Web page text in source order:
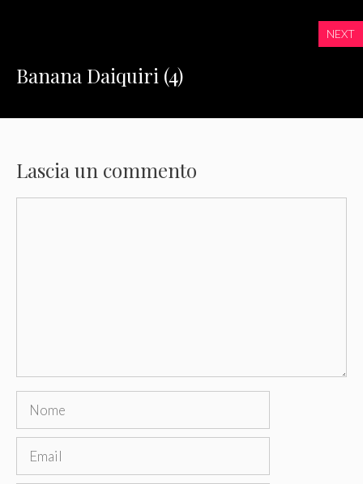
NEXT
Banana Daiquiri (4)
Lascia un commento
Nome
Email